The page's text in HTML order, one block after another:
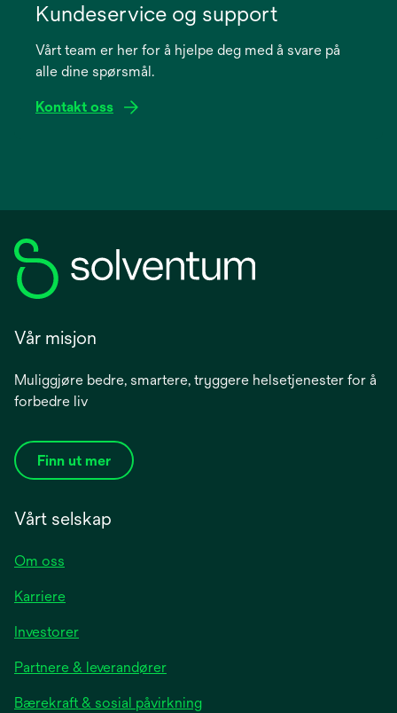
new
Kundeservice og support
Vårt team er her for å hjelpe deg med å svare på
alle dine spørsmål.
Kontakt oss
Vår misjon
Muliggjøre bedre, smartere, tryggere helsetjenester for å
forbedre liv
Finn ut mer
Vårt selskap
Om oss
Karriere
Investoreropens
a
new
Partnere & leverandører
Bærekraft & sosial påvirkning